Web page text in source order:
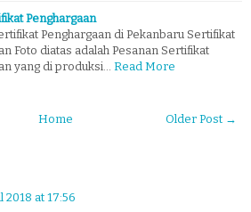
Penghargaan
Penghargaan di Pekanbaru Sertifikat
Foto diatas adalah Pesanan Sertifikat
yang di produksi…
Read More
Older Post →
Home
2018 at 17:56